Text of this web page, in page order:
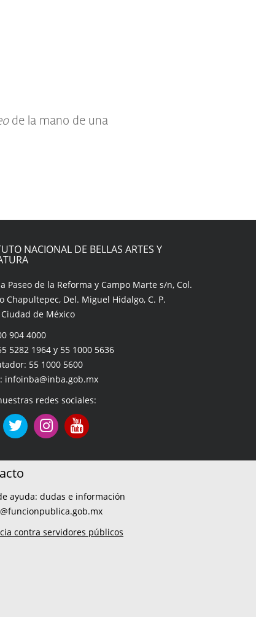
de la mano de una
NACIONAL DE BELLAS ARTES Y
Paseo de la Reforma y Campo Marte s/n, Col.
Chapultepec, Del. Miguel Hidalgo, C. P.
Ciudad de México
904 4000
5282 1964 y 55 1000 5636
55 1000 5600
infoinba@inba.gob.mx
redes sociales:
ayuda: dudas e información
contra servidores públicos